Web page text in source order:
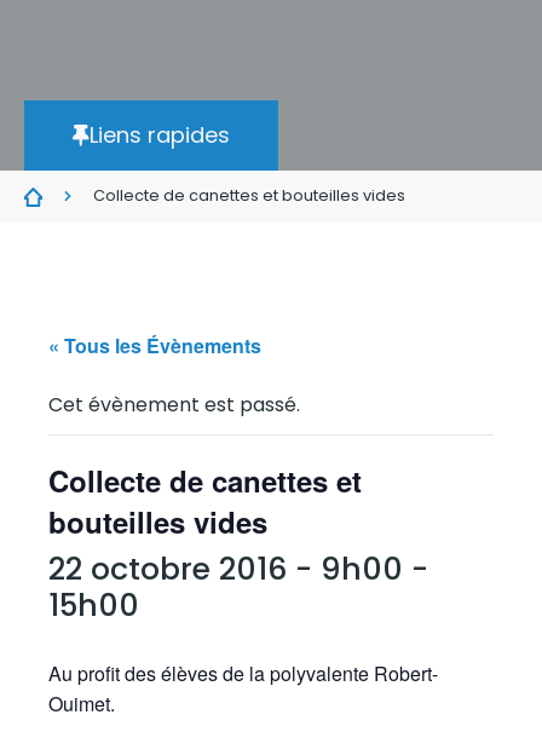
Liens rapides
Collecte de canettes et bouteilles vides
« Tous les Évènements
Cet évènement est passé.
Collecte de canettes et
bouteilles vides
22 octobre 2016 - 9h00 -
15h00
Au profit des élèves de la polyvalente Robert-
Ouimet.